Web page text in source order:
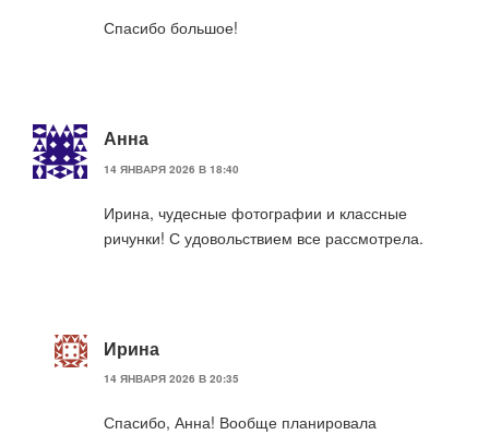
Спасибо большое!
Анна
14 ЯНВАРЯ 2026 В 18:40
Ирина, чудесные фотографии и классные
ричунки! С удовольствием все рассмотрела.
Ирина
14 ЯНВАРЯ 2026 В 20:35
Спасибо, Анна! Вообще планировала